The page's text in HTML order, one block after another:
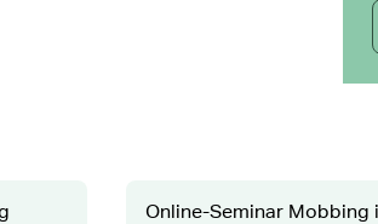
Online-Seminar